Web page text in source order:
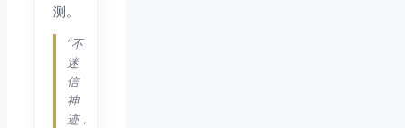
测。
“不
迷
信
神
迹，